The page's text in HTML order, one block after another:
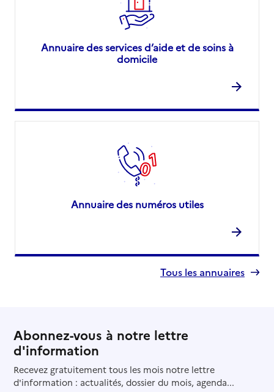
Annuaire des services d’aide et de soins à
domicile
Annuaire des numéros utiles
Tous les annuaires
Abonnez-vous à notre lettre
d'information
Recevez gratuitement tous les mois notre lettre
d'information : actualités, dossier du mois, agenda...